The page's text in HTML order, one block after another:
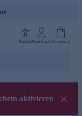
AnsichtMein KontoWarenkorb
aktivieren